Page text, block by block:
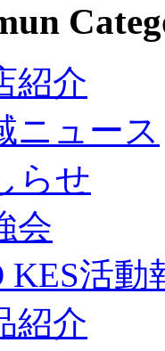
紹介
ニュース
らせ
会
KES活動
紹介